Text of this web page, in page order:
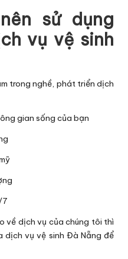
sử dụng
vụ vệ sinh
trong nghề, phát triển dịch
gian sống của bạn
7
về dịch vụ của chúng tôi thì
dịch vụ vệ sinh Đà Nẵng để